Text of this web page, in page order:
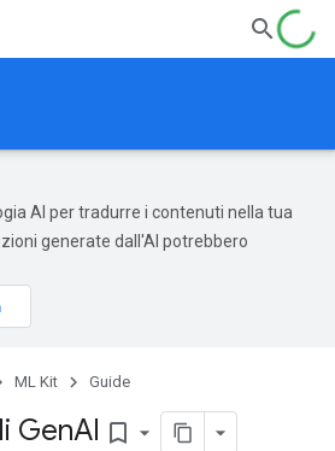
AI per tradurre i contenuti nella tua
generate dall'AI potrebbero
ML Kit Guide
GenAI bookmark_border